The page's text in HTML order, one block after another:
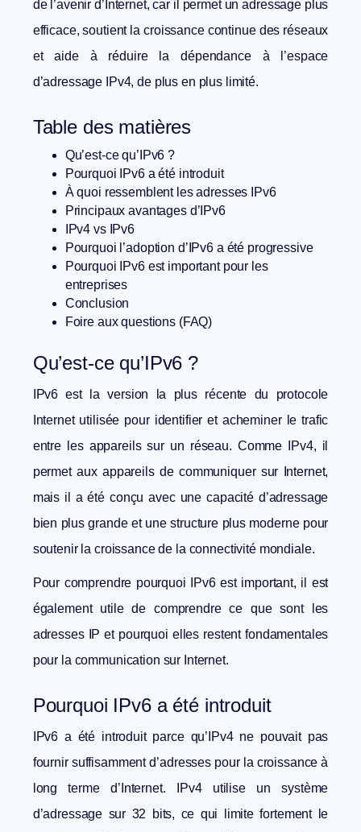
de l’avenir d’Internet, car il permet un adressage plus
efficace, soutient la croissance continue des réseaux
et aide à réduire la dépendance à l’espace
d’adressage IPv4, de plus en plus limité.
Table des matières
Qu’est-ce qu’IPv6 ?
Pourquoi IPv6 a été introduit
À quoi ressemblent les adresses IPv6
Principaux avantages d’IPv6
IPv4 vs IPv6
Pourquoi l’adoption d’IPv6 a été progressive
Pourquoi IPv6 est important pour les
entreprises
Conclusion
Foire aux questions (FAQ)
Qu’est-ce qu’IPv6 ?
IPv6 est la version la plus récente du protocole
Internet utilisée pour identifier et acheminer le trafic
entre les appareils sur un réseau. Comme IPv4, il
permet aux appareils de communiquer sur Internet,
mais il a été conçu avec une capacité d’adressage
bien plus grande et une structure plus moderne pour
soutenir la croissance de la connectivité mondiale.
Pour comprendre pourquoi IPv6 est important, il est
également utile de comprendrece que sont les
adresses IP et pourquoi elles restent fondamentales
pour la communication sur Internet.
Pourquoi IPv6 a été introduit
IPv6 a été introduit parce qu’IPv4 ne pouvait pas
fournir suffisamment d’adresses pour la croissance à
long terme d’Internet. IPv4 utilise un système
d’adressage sur 32 bits, ce qui limite fortement le